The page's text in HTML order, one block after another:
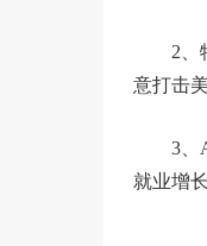
2、
意打击
3、
就业增